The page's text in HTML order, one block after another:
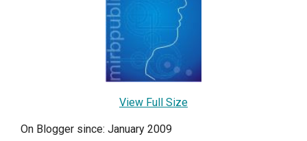
View Full Size
On Blogger since: January 2009